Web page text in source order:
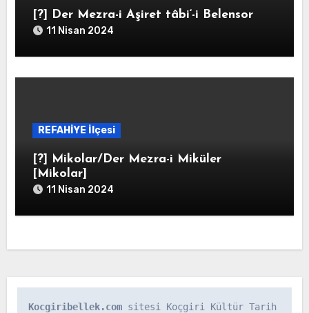
[?] Der Mezra-i Aşiret tâbi‘-i Belensor
11 Nisan 2024
REFAHİYE İlçesi
[?] Mikolar/Der Mezra-i Miküler
[Mikolar]
11 Nisan 2024
Kocgiribellek.com sitesi Koçgiri Kültür Tarih